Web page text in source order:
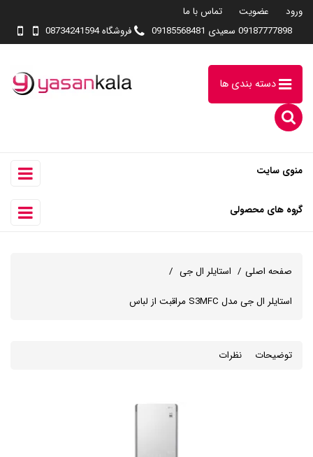
ورود عضویت
تماس با ما
09187777898 سعیدی 09185568481
فروشگاه 08734241594
دسته بندی ها
منوی سایت
گروه های محصولی
صفحه اصلی استایلر ال جی
استایلر ال جی مدل S3MFC مراقبت از لباس
توضیحات نظرات